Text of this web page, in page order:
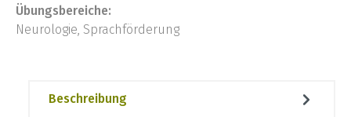
Übungsbereiche:
Neurologie, Sprachförderung
Beschreibung